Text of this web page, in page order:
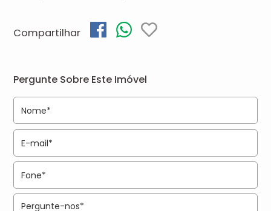
Compartilhar
Pergunte Sobre Este Imóvel